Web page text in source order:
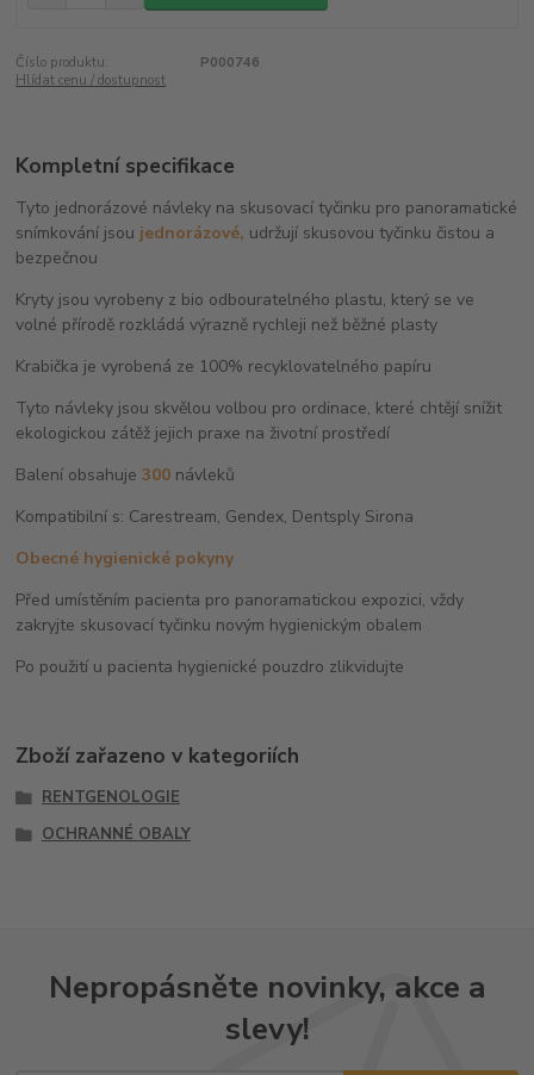
Číslo produktu:
P000746
Hlídat cenu / dostupnost
Kompletní specifikace
Tyto jednorázové návleky na skusovací tyčinku pro panoramatické
snímkování jsou jednorázové, udržují skusovou tyčinku čistou a
bezpečnou
Kryty jsou vyrobeny z bio odbouratelného plastu, který se ve
volné přírodě rozkládá výrazně rychleji než běžné plasty
Krabička je vyrobená ze 100% recyklovatelného papíru
Tyto návleky jsou skvělou volbou pro ordinace, které chtějí snížit
ekologickou zátěž jejich praxe na životní prostředí
Balení obsahuje 300 návleků
Kompatibilní s: Carestream, Gendex, Dentsply Sirona
Obecné hygienické pokyny
Před umístěním pacienta pro panoramatickou expozici, vždy
zakryjte skusovací tyčinku novým hygienickým obalem
Po použití u pacienta hygienické pouzdro zlikvidujte
Zboží zařazeno v kategoriích
RENTGENOLOGIE
OCHRANNÉ OBALY
Nepropásněte novinky, akce a
slevy!